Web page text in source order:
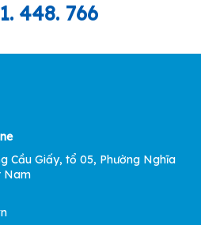
448. 766
Cầu Giấy, tổ 05, Phường Nghĩa
Nam